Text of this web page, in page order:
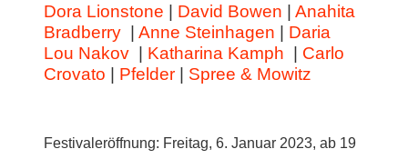
Dora Lionstone | David Bowen | Anahita
Bradberry | Anne Steinhagen | Daria
Lou Nakov | Katharina Kamph | Carlo
Crovato | Pfelder | Spree & Mowitz
Festivaleröffnung: Freitag, 6. Januar 2023, ab 19